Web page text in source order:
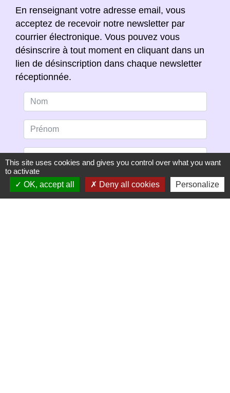
En renseignant votre adresse email, vous
acceptez de recevoir notre newsletter par
courrier électronique. Vous pouvez vous
désinscrire à tout moment en cliquant dans un
lien de désinscription dans chaque newsletter
réceptionnée.
This site uses cookies and gives you control over what you want
to activate
OK, accept all
Deny all cookies Personalize